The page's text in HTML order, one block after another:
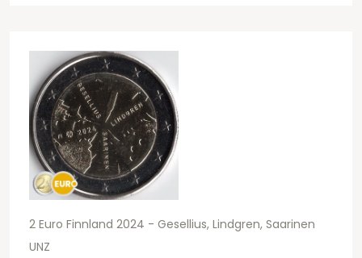
2 Euro Finnland 2024 - Gesellius, Lindgren, Saarinen
UNZ